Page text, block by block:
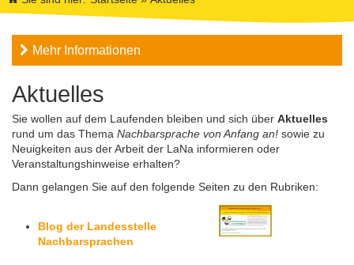
Unser Leitbild
DPJW Zentralstelle
Blog LaNa
Newsletter
Termine, Veranstaltungen
Feste, Feiertage, Schulferien
Förderung
Materialien
Materialbibliothek
Wegweiser NiKiS
Interreg SN-CZ 2021-2026
Mehr Informationen
Aktuelles
Sie wollen auf dem Laufenden bleiben und sich über Aktuelles
rund um das Thema Nachbarsprache von Anfang an! sowie zu
Neuigkeiten aus der Arbeit der LaNa informieren oder
Veranstaltungshinweise erhalten?
Dann gelangen Sie auf den folgende Seiten zu den Rubriken:
Blog der Landesstelle
Nachbarsprachen